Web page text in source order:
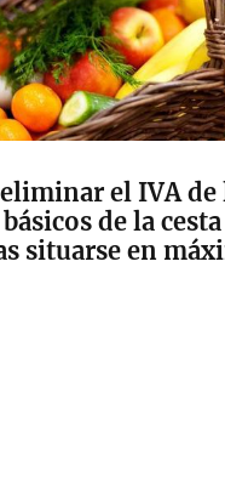
el IVA de
de la
situarse en